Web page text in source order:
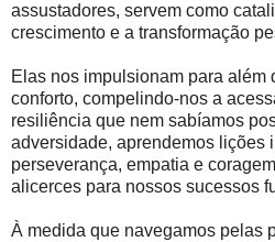
assustadores, servem como
crescimento e a transformação
Elas nos impulsionam para além
conforto, compelindo-nos a
resiliência que nem sabíamos
adversidade, aprendemos lições
perseverança, empatia e
alicerces para nossos sucessos
À medida que navegamos pelas